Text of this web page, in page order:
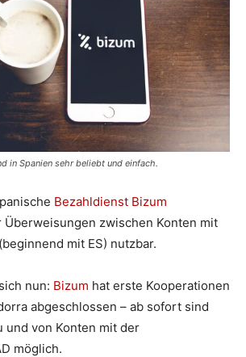
in Spanien sehr beliebt und einfach.
Bezahldienst Bizum
zwischen Konten mit
mit ES) nutzbar.
nun: Bizum hat erste Kooperationen
abgeschlossen – ab sofort sind
und von Konten mit der
möglich.